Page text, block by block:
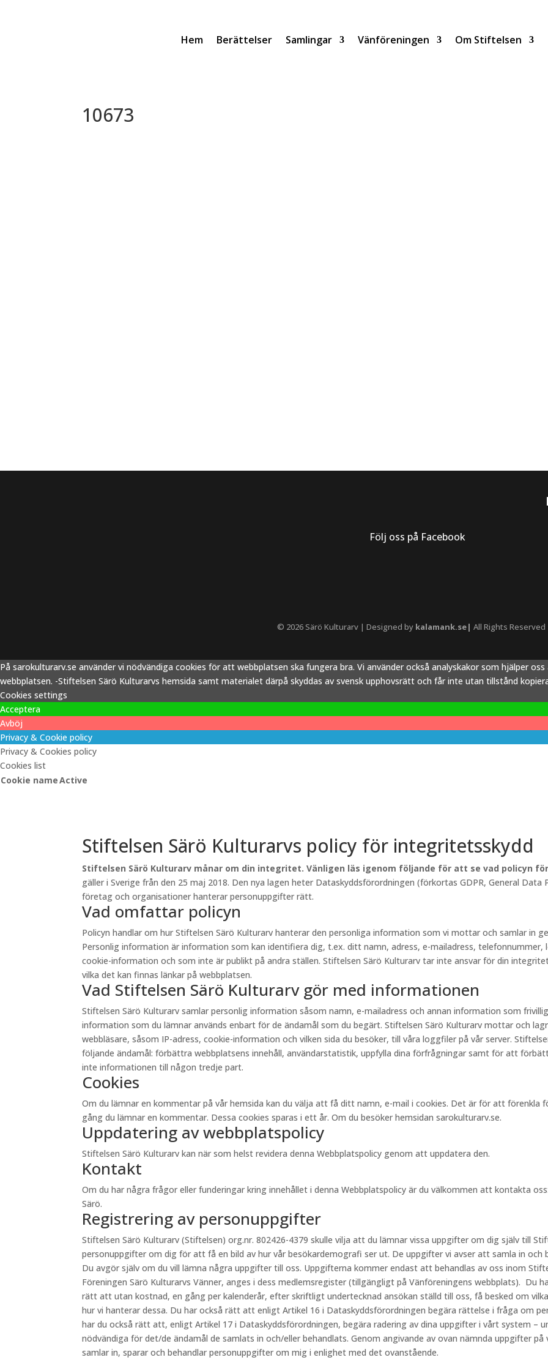
Hem Berättelser Samlingar Vänföreningen Om Stiftelsen
10673
Följ oss på Facebook
© 2026 Särö Kulturarv | Designed by kalamank.se| All Rights Reserved
På sarokulturarv.se använder vi nödvändiga cookies för att webbplatsen ska fungera bra. Vi använder också analyskakor som hjälper
webbplatsen. -Stiftelsen Särö Kulturarvs hemsida samt materialet därpå skyddas av svensk upphovsrätt och får inte utan tillstånd
Cookies settings
Acceptera
Avböj
Privacy & Cookie policy
Privacy & Cookies policy
Cookies list
Cookie nameActive
Stiftelsen Särö Kulturarvs policy för integritetsskydd
Stiftelsen Särö Kulturarv månar om din integritet. Vänligen läs igenom följande för att se vad policyn
gäller i Sverige från den 25 maj 2018. Den nya lagen heter Dataskyddsförordningen (förkortas GDPR, General
företag och organisationer hanterar personuppgifter rätt.
Vad omfattar policyn
Policyn handlar om hur Stiftelsen Särö Kulturarv hanterar den personliga information som vi mottar och samlar in
Personlig information är information som kan identifiera dig, t.ex. ditt namn, adress, e-mailadress, telefonnummer,
cookie-information och som inte är publikt på andra ställen. Stiftelsen Särö Kulturarv tar inte ansvar för din
vilka det kan finnas länkar på webbplatsen.
Vad Stiftelsen Särö Kulturarv gör med informationen
Stiftelsen Särö Kulturarv samlar personlig information såsom namn, e-mailadress och annan information som
information som du lämnar används enbart för de ändamål som du begärt. Stiftelsen Särö Kulturarv mottar och
webbläsare, såsom IP-adress, cookie-information och vilken sida du besöker, till våra loggfiler på vår server.
följande ändamål: förbättra webbplatsens innehåll, användarstatistik, uppfylla dina förfrågningar samt för att
inte informationen till någon tredje part.
Cookies
Om du lämnar en kommentar på vår hemsida kan du välja att få ditt namn, e-mail i cookies. Det är för att förenkla
gång du lämnar en kommentar. Dessa cookies sparas i ett år. Om du besöker hemsidan sarokulturarv.se.
Uppdatering av webbplatspolicy
Stiftelsen Särö Kulturarv kan när som helst revidera denna Webbplatspolicy genom att uppdatera den.
Kontakt
Om du har några frågor eller funderingar kring innehållet i denna Webbplatspolicy är du välkommen att kontakta
Särö.
Registrering av personuppgifter
Stiftelsen Särö Kulturarv (Stiftelsen) org.nr. 802426-4379 skulle vilja att du lämnar vissa uppgifter om dig själv till
personuppgifter om dig för att få en bild av hur vår besökardemografi ser ut. De uppgifter vi avser att samla in och
Du avgör själv om du vill lämna några uppgifter till oss. Uppgifterna kommer endast att behandlas av oss inom
Föreningen Särö Kulturarvs Vänner, anges i dess medlemsregister (tillgängligt på Vänföreningens webbplats). Du
rätt att utan kostnad, en gång per kalenderår, efter skriftligt undertecknad ansökan ställd till oss, få besked om
hur vi hanterar dessa. Du har också rätt att enligt Artikel 16 i Dataskyddsförordningen begära rättelse i fråga om
har du också rätt att, enligt Artikel 17 i Dataskyddsförordningen, begära radering av dina uppgifter i vårt system
nödvändiga för det/de ändamål de samlats in och/eller behandlats. Genom angivande av ovan nämnda uppgifter
samlar in, sparar och behandlar personuppgifter om mig i enlighet med det ovanstående.